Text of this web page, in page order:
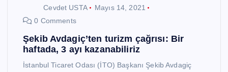
Cevdet USTA
Mayıs 14, 2021
0 Comments
Şekib Avdagiç’ten turizm çağrısı: Bir
haftada, 3 ayı kazanabiliriz
İstanbul Ticaret Odası (İTO) Başkanı Şekib Avdagiç